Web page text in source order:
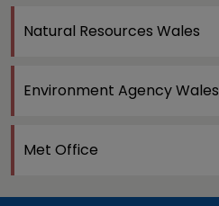
Natural Resources Wales
Environment Agency Wales
Met Office